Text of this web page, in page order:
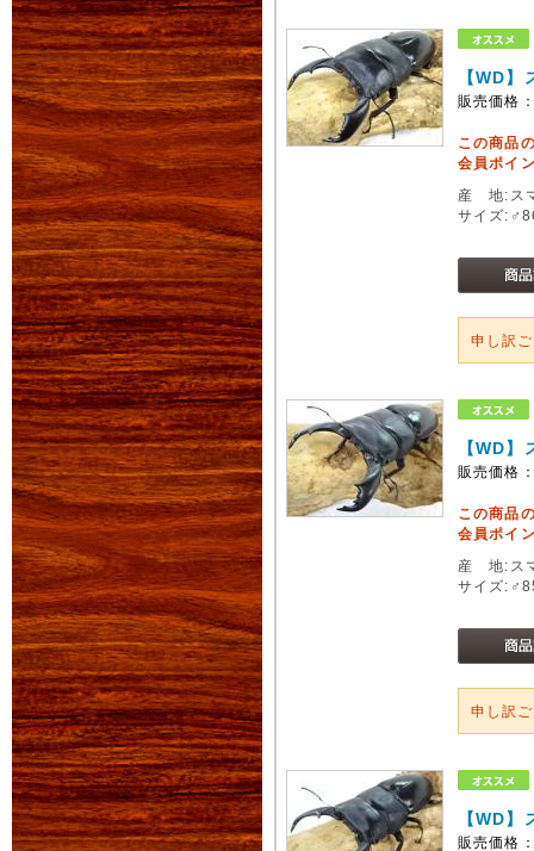
【WD
販売価格
この商品
会員ポイ
産 地:ス
サイズ
申し訳
【WD
販売価格
この商品
会員ポイ
産 地:ス
サイズ
申し訳
【WD
販売価格